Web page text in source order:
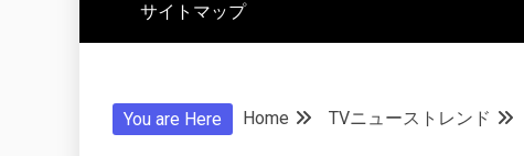
サイトマップ
You are Here Home TVニューストレンド